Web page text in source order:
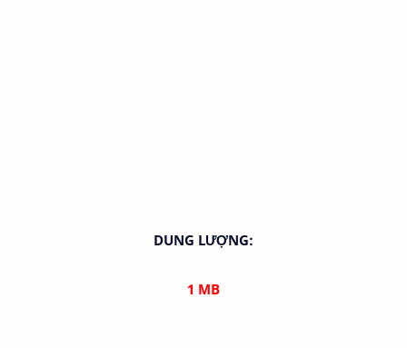
DUNG LƯỢNG:
1 MB